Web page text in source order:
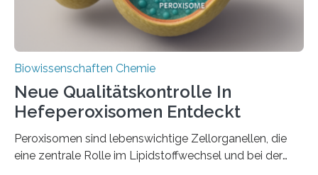
Biowissenschaften Chemie
Neue Qualitätskontrolle In
Hefeperoxisomen Entdeckt
Peroxisomen sind lebenswichtige Zellorganellen, die
eine zentrale Rolle im Lipidstoffwechsel und bei der